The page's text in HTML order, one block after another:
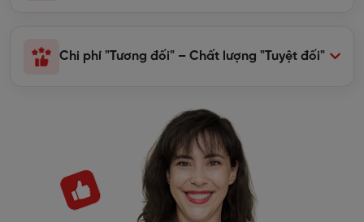
Chi phí "Tương đối" – Chất lượng "Tuyệt đối"